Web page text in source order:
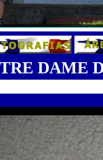
DAME